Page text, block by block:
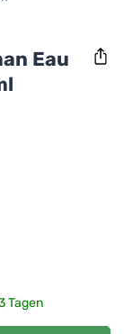
Eau
Tagen